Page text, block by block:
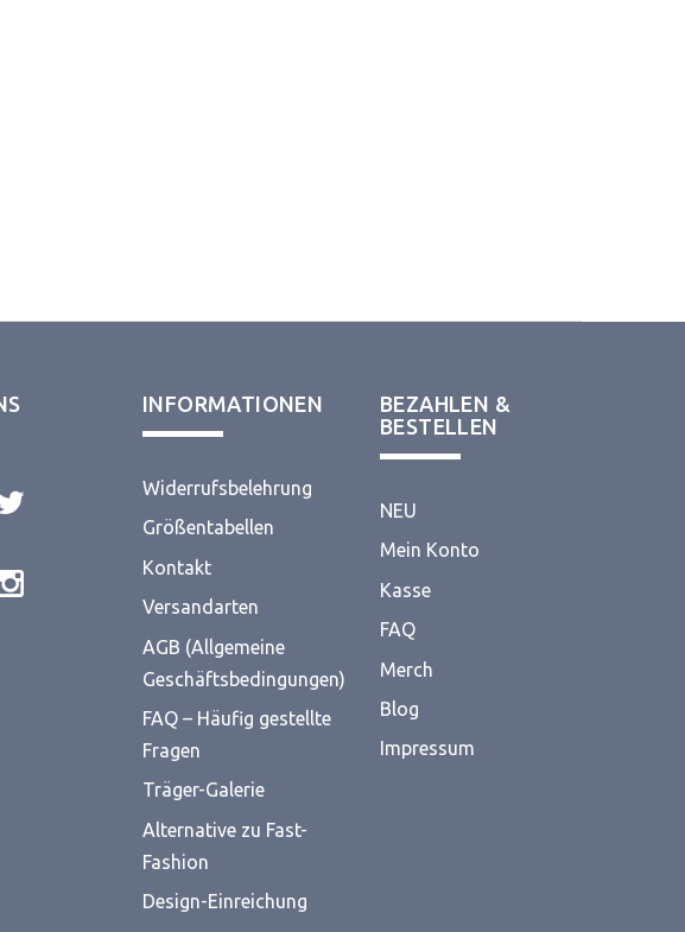
INFORMATIONEN
Widerrufsbelehrung
Größentabellen
Kontakt
Versandarten
AGB (Allgemeine
Geschäftsbedingungen)
FAQ – Häufig gestellte
Fragen
Träger-Galerie
Alternative zu Fast-
Fashion
Design-Einreichung
BEZAHLEN &
BESTELLEN
NEU
Mein Konto
Kasse
FAQ
Merch
Blog
Impressum